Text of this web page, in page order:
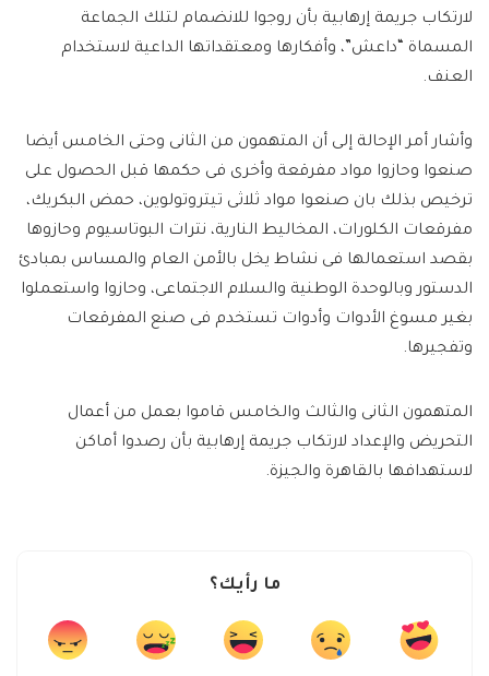
لارتكاب جريمة إرهابية بأن روجوا للانضمام لتلك الجماعة
المسماة “داعش”، وأفكارها ومعتقداتها الداعية لاستخدام
العنف.
وأشار أمر الإحالة إلى أن المتهمون من الثانى وحتى الخامس أيضا
صنعوا وحازوا مواد مفرقعة وأخرى فى حكمها قبل الحصول على
ترخيص بذلك بان صنعوا مواد ثلاثى تيتروتولوين، حمض البكريك،
مفرقعات الكلورات، المخاليط النارية، نترات البوتاسيوم وحازوها
بقصد استعمالها فى نشاط يخل بالأمن العام والمساس بمبادئ
الدستور وبالوحدة الوطنية والسلام الاجتماعى، وحازوا واستعملوا
بغير مسوغ الأدوات وأدوات تستخدم فى صنع المفرقعات
وتفجيرها.
المتهمون الثانى والثالث والخامس قاموا بعمل من أعمال
التحريض والإعداد لارتكاب جريمة إرهابية بأن رصدوا أماكن
لاستهدافها بالقاهرة والجيزة.
ما رأيك؟